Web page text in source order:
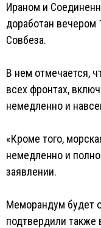
Ираном и
доработан вечером
Совбеза.
В нем отмечается,
всех фронтах,
немедленно и
«Кроме того,
немедленно и
заявлении.
Меморандум будет
подтвердили также